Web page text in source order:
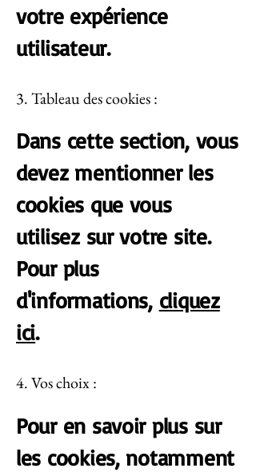
votre expérience
utilisateur.
3. Tableau des cookies :
Dans cette section, vous
devez mentionner les
cookies que vous
utilisez sur votre site.
Pour plus
d'informations, cliquez
ici.
4. Vos choix :
Pour en savoir plus sur
les cookies, notamment